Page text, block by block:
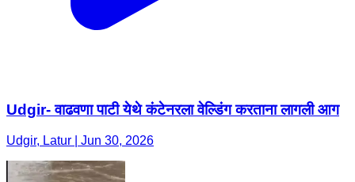
Udgir- वाढवणा पाटी येथे कंटेनरला वेल्डिंग करताना लागली आग
Udgir, Latur | Jun 30, 2026